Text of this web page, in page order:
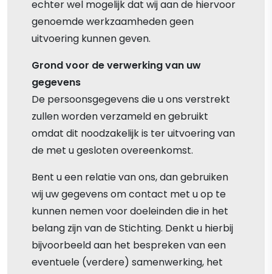
echter wel mogelijk dat wij aan de hiervoor
genoemde werkzaamheden geen
uitvoering kunnen geven.
Grond voor de verwerking van uw
gegevens
De persoonsgegevens die u ons verstrekt
zullen worden verzameld en gebruikt
omdat dit noodzakelijk is ter uitvoering van
de met u gesloten overeenkomst.
Bent u een relatie van ons, dan gebruiken
wij uw gegevens om contact met u op te
kunnen nemen voor doeleinden die in het
belang zijn van de Stichting. Denkt u hierbij
bijvoorbeeld aan het bespreken van een
eventuele (verdere) samenwerking, het